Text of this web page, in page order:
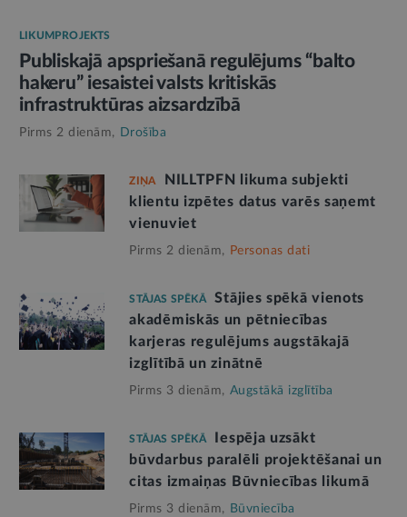
LIKUMPROJEKTS
Publiskajā apspriešanā regulējums “balto
hakeru” iesaistei valsts kritiskās
infrastruktūras aizsardzībā
Pirms 2 dienām, Drošība
ZIŅA
NILLTPFN likuma subjekti
klientu izpētes datus varēs saņemt
vienuviet
Pirms 2 dienām, Personas dati
STĀJAS SPĒKĀ
Stājies spēkā vienots
akadēmiskās un pētniecības
karjeras regulējums augstākajā
izglītībā un zinātnē
Pirms 3 dienām, Augstākā izglītība
STĀJAS SPĒKĀ
Iespēja uzsākt
būvdarbus paralēli projektēšanai un
citas izmaiņas Būvniecības likumā
Pirms 3 dienām, Būvniecība